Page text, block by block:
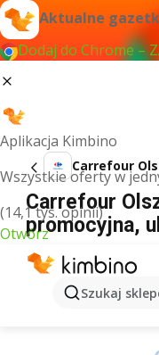
Aktualne
Dodaj do Chrome –
Aplikacja Kimbino
Wszystkie oferty w
(14,1 tys. opinii)
Otwórz
Szukaj
Carrefour
Carrefour
promocyjna,